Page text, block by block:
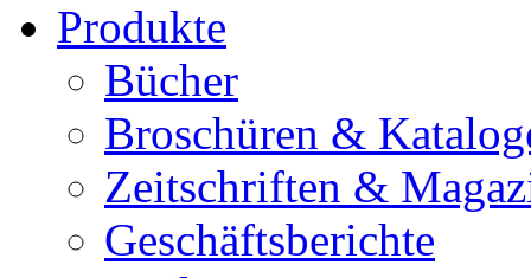
Produkte
Bücher
Broschüren &
Zeitschriften &
Geschäftsberichte